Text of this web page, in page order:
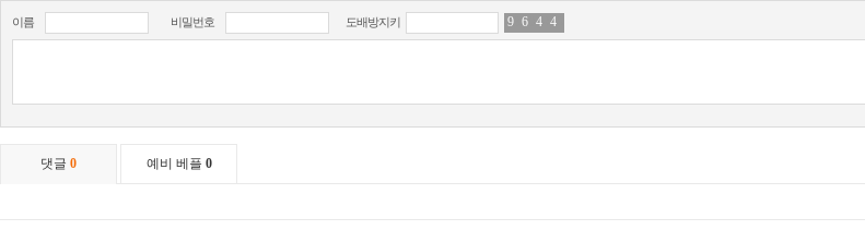
이름 비밀번호 도배방지키 9 6 4 4
댓글 0 예비 베플 0